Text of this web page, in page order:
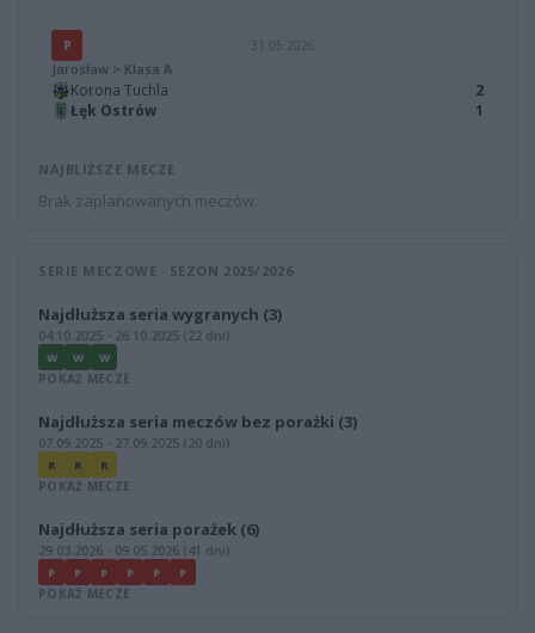
P 31.05.2026
Jarosław > Klasa A
Korona Tuchla
2
Łęk Ostrów
1
NAJBLIŻSZE MECZE
Brak zaplanowanych meczów.
SERIE MECZOWE · SEZON 2025/2026
Najdłuższa seria wygranych (3)
04.10.2025 - 26.10.2025 (22 dni)
W W W
POKAŻ MECZE
Najdłuższa seria meczów bez porażki (3)
07.09.2025 - 27.09.2025 (20 dni)
R R R
POKAŻ MECZE
Najdłuższa seria porażek (6)
29.03.2026 - 09.05.2026 (41 dni)
P P P P P P
POKAŻ MECZE